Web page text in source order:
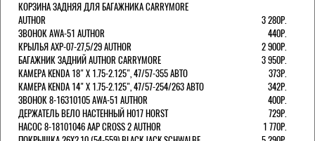
КОРЗИНА ЗАДНЯЯ ДЛЯ БАГАЖНИКА CARRYMORE
AUTHOR
3 280Р.
ЗВОНОК AWA-51 AUTHOR
440Р.
КРЫЛЬЯ AXP-07-27,5/29 AUTHOR
2 900Р.
БАГАЖНИК ЗАДНИЙ AUTHOR CARRYMORE
3 950Р.
КАМЕРА KENDA 18" Х 1.75-2.125", 47/57-355 АВТО
373Р.
КАМЕРА KENDA 14" Х 1.75-2.125", 47/57-254/263 АВТО
342Р.
ЗВОНОК 8-16310105 AWA-51 AUTHOR
400Р.
ДЕРЖАТЕЛЬ ВЕЛО НАСТЕННЫЙ H017 HORST
729Р.
НАСОС 8-18101046 AAP CROSS 2 AUTHOR
1 770Р.